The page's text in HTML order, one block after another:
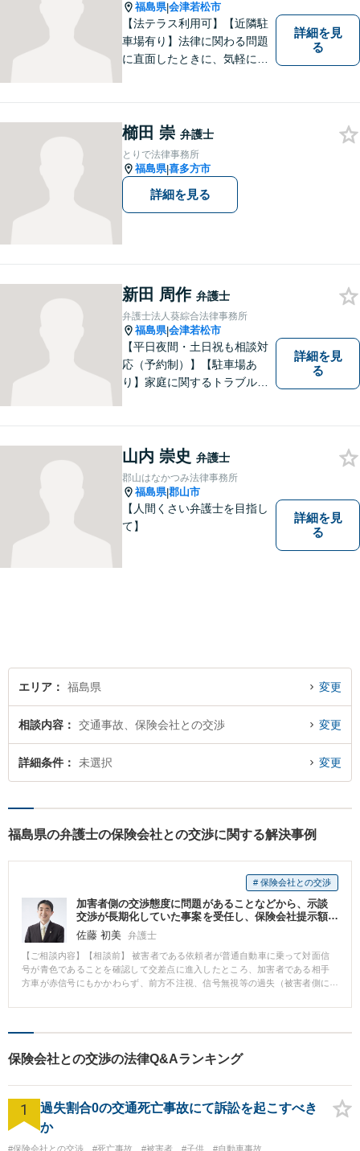
福島県|会津若松市
【法テラス利用可】【近隣駐
車場有り】法律に関わる問題
に直面したときに、気軽に相
なるようなことがありました
ら、お気軽にご相談くださ
い。
詳細を見
る
櫛田 崇 弁護士
とりで法律事務所
福島県|喜多方市
詳細を見る
新田 周作 弁護士
弁護士法人葵綜合法律事務所
福島県|会津若松市
【平日夜間・土日祝も相談対
応（予約制）】【駐車場あ
り】家庭に関するトラブルか
詳細を見
る
山内 崇史 弁護士
郡山はなかつみ法律事務所
福島県|郡山市
【人間くさい弁護士を目指し
て】
詳細を見
る
エリア 福島県 変更
相談内容 交通事故、保険会社との交渉 変更
詳細条件 未選択 変更
福島県の弁護士の保険会社との交渉に関する解決事例
# 保険会社との交渉
加害者側の交渉態度に問題があることなどから、示談
交渉が長期化していた事案を受任し、保険会社提示額
の約２倍の金額で早期示談できた事例
佐藤 初美 弁護士
【ご相談内容】【相談前】 被害者である依頼者が普通自動車に乗って対面信
号が青色であることを確認して交差点に進入したところ、加害者である相手
方車が赤信号にもかかわらず、前方不注視、信号無視等の過失（被害者側に
方車と衝突し、依頼者が胸部打撲傷・頚部挫傷・右肩打撲傷を負い、被害車
こと、また、相手方の任意保険会社からの損害賠償提示額にも納得がいか
ず、交渉が長期化していたところで来所されました。 【相談後】 相手方の保
交渉しましたが、交渉段階では、提示額が変わりませんでした。そこで、交
通事故紛争処理センターに和解あっ旋の申立てを行ったところ、１回目の期
日とその後の代理人間の交渉を経て、受任から３か月程度で、いずれも既払
額を除き、人損につき約８０万（既払額を含めると約９５万円）、物損につ
保険会社との交渉の法律Q&Aランキング
1
過失割合0の交通死亡事故にて訴訟を起こすべき
か
#保険会社との交渉 #死亡事故 #被害者 #子供 #自動車事故